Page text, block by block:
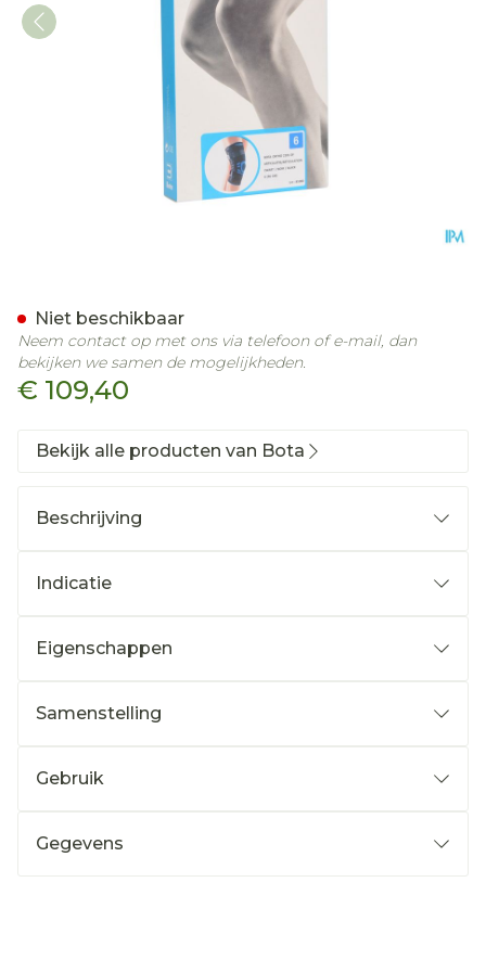
€ 109,40
Niet beschikbaar
Neem contact op met ons via telefoon of e-mail, dan
bekijken we samen de mogelijkheden.
Bekijk alle producten van Bota
Beschrijving
Indicatie
Eigenschappen
Samenstelling
Gebruik
Gegevens